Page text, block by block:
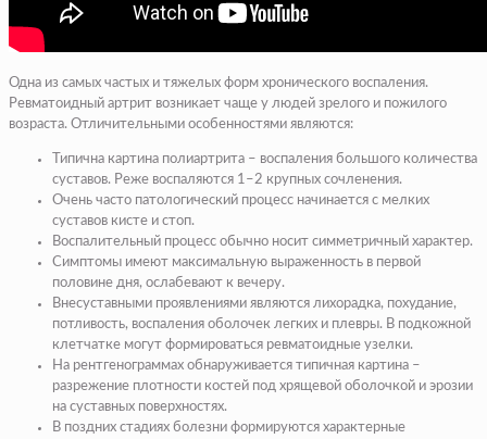
Одна из самых частых и тяжелых форм хронического воспаления.
Ревматоидный артрит возникает чаще у людей зрелого и пожилого
возраста. Отличительными особенностями являются:
Типична картина полиартрита – воспаления большого количества
суставов. Реже воспаляются 1–2 крупных сочленения.
Очень часто патологический процесс начинается с мелких
суставов кисте и стоп.
Воспалительный процесс обычно носит симметричный характер.
Симптомы имеют максимальную выраженность в первой
половине дня, ослабевают к вечеру.
Внесуставными проявлениями являются лихорадка, похудание,
потливость, воспаления оболочек легких и плевры. В подкожной
клетчатке могут формироваться ревматоидные узелки.
На рентгенограммах обнаруживается типичная картина –
разрежение плотности костей под хрящевой оболочкой и эрозии
на суставных поверхностях.
В поздних стадиях болезни формируются характерные